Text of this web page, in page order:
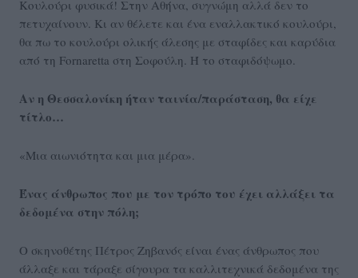
Κουλούρι φυσικά! Στην Αθήνα, συγνώμη αλλά δεν το
πετυχαίνουν. Κι αν θέλετε και ένα εναλλακτικό κουλούρι,
θα πω το κουλούρι ολικής άλεσης με σταφίδες και καρύδια
από τη Fornaretta στη Σοφούλη. Ή το σταφιδόψωμο.
Αν η Θεσσαλονίκη ήταν ταινία/παράσταση, θα είχε
τίτλο…
«Μια αιωνιότητα και μια μέρα».
Ένας άνθρωπος που με τον τρόπο του έχει αλλάξει τα
δεδομένα στην πόλη;
Ο σκηνοθέτης Πέτρος Ζηβανός είναι ένας άνθρωπος που
άλλαξε και τάραξε σίγουρα τα καλλιτεχνικά δεδομένα της